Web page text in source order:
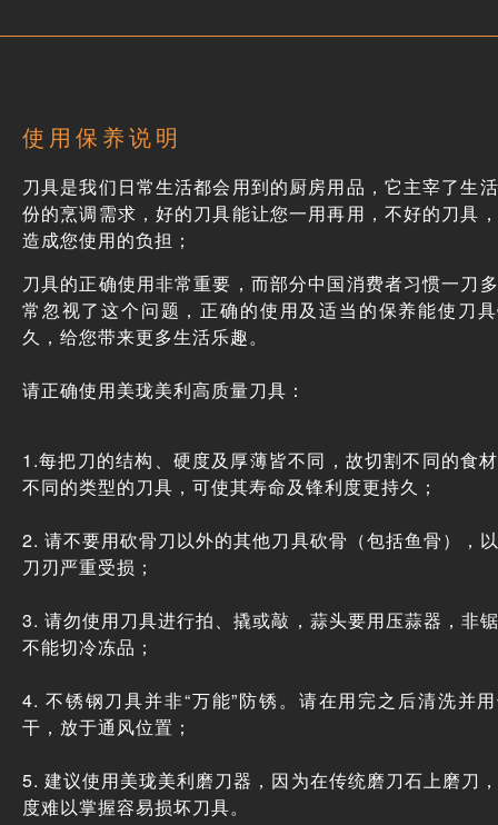
使用保养说明
刀具是我们日常生活都会用到的厨房用品，它主宰了生
份的烹调需求，好的刀具能让您一用再用，不好的刀具
造成您使用的负担；
刀具的正确使用非常重要，而部分中国消费者习惯一刀
常忽视了这个问题，正确的使用及适当的保养能使刀
久，给您带来更多生活乐趣。
请正确使用美珑美利高质量刀具：
1.每把刀的结构、硬度及厚薄皆不同，故切割不同的食
不同的类型的刀具，可使其寿命及锋利度更持久；
2. 请不要用砍骨刀以外的其他刀具砍骨（包括鱼骨），
刀刃严重受损；
3. 请勿使用刀具进行拍、撬或敲，蒜头要用压蒜器，非
不能切冷冻品；
4. 不锈钢刀具并非“万能”防锈。请在用完之后清洗并
干，放于通风位置；
5. 建议使用美珑美利磨刀器，因为在传统磨刀石上磨刀
度难以掌握容易损坏刀具。